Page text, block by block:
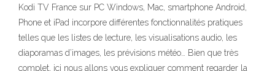
Kodi TV France sur PC Windows, Mac, smartphone Android,
Phone et iPad incorpore différentes fonctionnalités pratiques
telles que les listes de lecture, les visualisations audio, les
diaporamas d’images, les prévisions météo… Bien que très
complet, ici nous allons vous expliquer comment regarder la